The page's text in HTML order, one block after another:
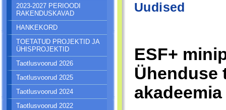
2023-2027 PERIOODI
RAKENDUSKAVAD
HANKEKORD
TOETATUD PROJEKTID JA
ÜHISPROJEKTID
Taotlusvoorud 2026
Taotlusvoorud 2025
Taotlusvoorud 2024
Taotlusvoorud 2022
Uudised
ESF+
Ühenduse